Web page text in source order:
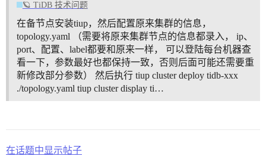
🪐 TiDB 技术问题
在备节点安装tiup，然后配置原来集群的信息，
topology.yaml （需要将原来集群节点的信息都录入， ip、
port、配置、label都要和原来一样， 可以登陆每台机器查
看一下，参数最好也都保持一致，否则后面可能还需要重
新修改部分参数） 然后执行 tiup cluster deploy tidb-xxx
./topology.yaml tiup cluster display ti…
在话题中显示帖子